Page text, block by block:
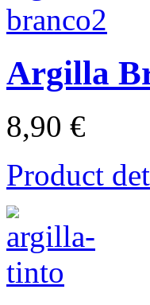
Argilla
8,90 €
Product